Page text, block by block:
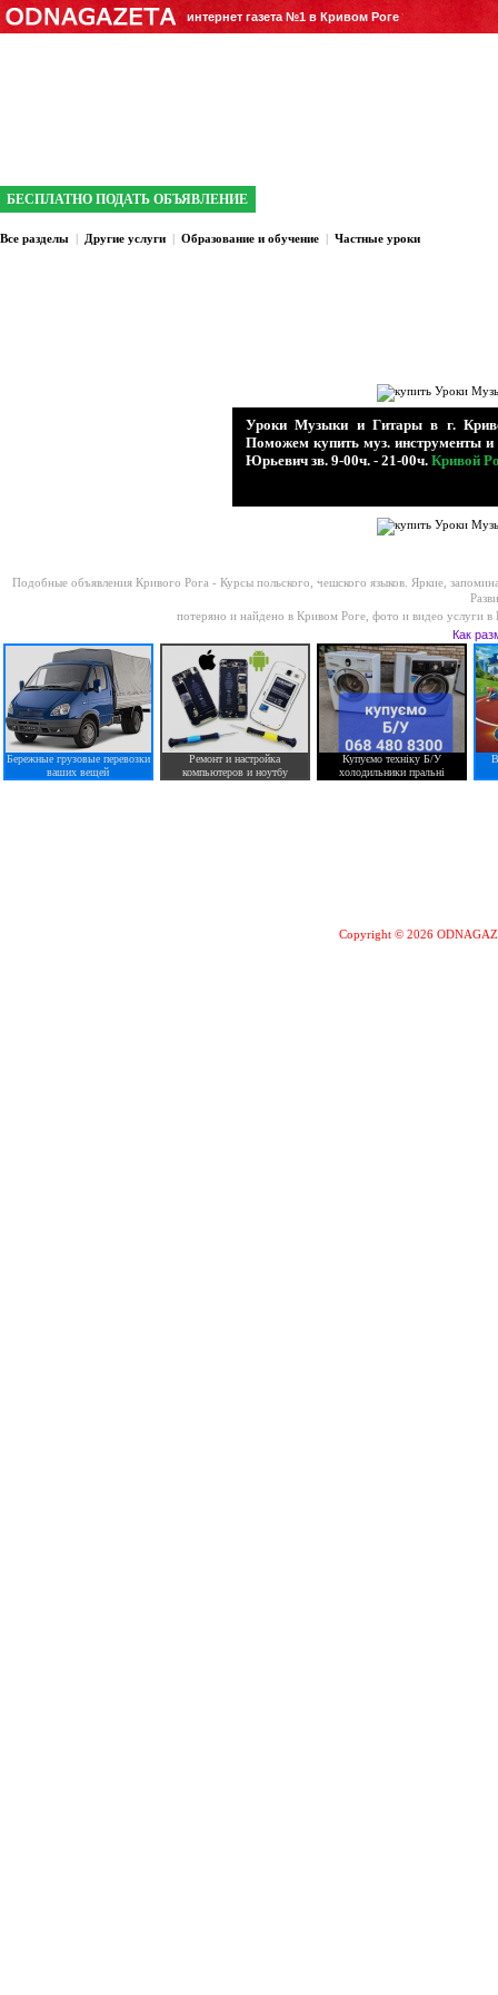
интернет газета №1 в Кривом Роге
БЕСПЛАТНО ПОДАТЬ ОБЪЯВЛЕНИЕ
Все разделы | Другие услуги | Образование и обучение | Частные уроки
Уроки Музыки и Гитары в г.
Поможем купить муз. инструменты и
Юрьевич зв. 9-00ч. - 21-00ч. Кривой
Подобные объявления Кривого Рога - Курсы польского, чешского языков. Яркие,
потеряно и найдено в Кривом Роге ,фото и видео услуги
Как
Бережные грузовые перевозки
ваших вещей
Ремонт и настройка
компьютеров и ноутбу
Купуємо техніку Б/У
холодильники пральні
Copyright © 2026